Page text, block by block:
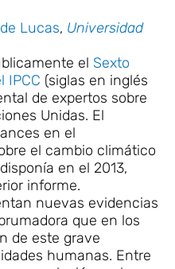
Lucas, Universidad
el Sexto
IPCC (siglas en inglés
de expertos sobre
Unidas. El
en el
el cambio climático
en el 2013,
informe.
nuevas evidencias
que en los
de este grave
humanas. Entre